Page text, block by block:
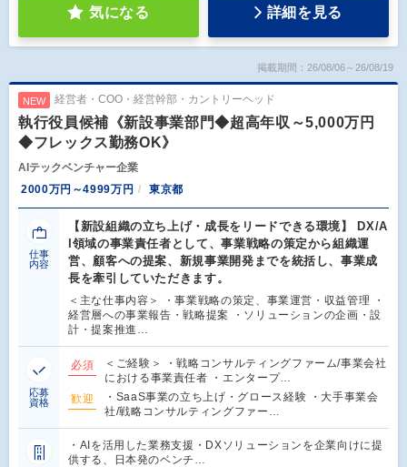
気になる 詳細を見る
掲載期間：26/08/06～26/08/19
NEW 経営者・COO・経営幹部・カントリーヘッド
執行役員候補《新設事業部門◆超高年収～5,000万円
◆フレックス勤務OK》
AIテックベンチャー企業
2000万円～4999万円
東京都
仕事
内容
【新設組織の立ち上げ・成長をリードできる環境】 DX/A
I領域の事業責任者として、事業戦略の策定から組織運
営、顧客への提案、新規事業開発までを統括し、事業成
長を牽引していただきます。
＜主な仕事内容＞ ・事業戦略の策定、事業運営・収益管理 ・
経営層への事業報告・戦略提案 ・ソリューションの企画・設
計・提案推進…
応募
資格
必須
＜ご経験＞ ・戦略コンサルティングファーム/事業会社
における事業責任者 ・エンタープ…
歓迎
・SaaS事業の立ち上げ・グロース経験 ・大手事業会
社/戦略コンサルティングファー…
・AIを活用した業務支援・DXソリューションを企業向けに提
供する、日本発のベンチ…